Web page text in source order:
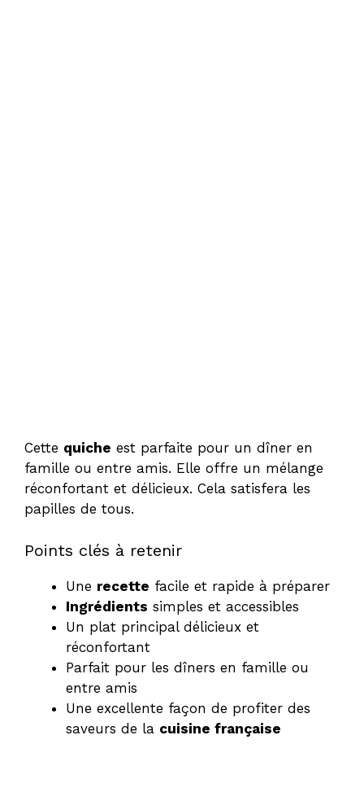
Cette quiche est parfaite pour un dîner en
famille ou entre amis. Elle offre un mélange
réconfortant et délicieux. Cela satisfera les
papilles de tous.
Points clés à retenir
Une recette facile et rapide à préparer
Ingrédients simples et accessibles
Un plat principal délicieux et
réconfortant
Parfait pour les dîners en famille ou
entre amis
Une excellente façon de profiter des
saveurs de la cuisine française